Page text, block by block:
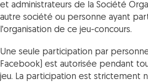
et administrateurs de la Société
autre société ou personne ayant
l'organisation de ce jeu-concours.
Une seule participation par
Facebook) est autorisée pendant
jeu. La participation est strictement